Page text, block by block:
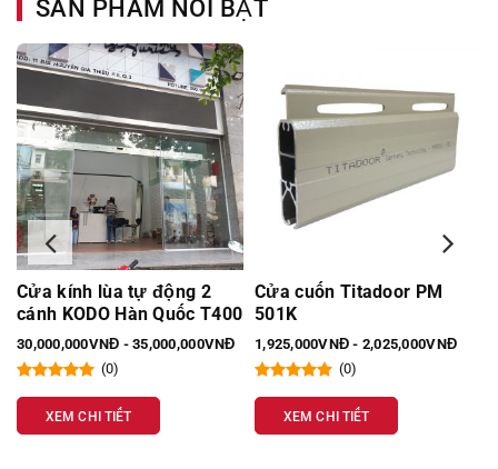
SẢN PHẨM NỔI BẬT
Cửa kính lùa tự động 2
cánh KODO Hàn Quốc T400
30,000,000VNĐ - 35,000,000VNĐ
(0)
XEM CHI TIẾT
Cửa cuốn Titadoor PM
501K
1,925,000VNĐ - 2,025,000VNĐ
(0)
XEM CHI TIẾT